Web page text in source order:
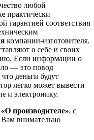
любой
практически
гарантией соответствия
компании-изготовителя.
о себе и своих
Если информации о
— это повод
деньги будут
легко может вывести
и электронику.
«О производителе», с
Вам внимательно